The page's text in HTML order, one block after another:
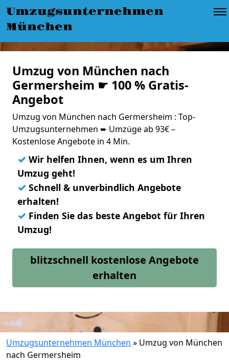
Umzugsunternehmen
München
Umzug von München nach
Germersheim ☛ 100 % Gratis-
Angebot
Umzug von München nach Germersheim : Top-
Umzugsunternehmen ➨ Umzüge ab 93€ –
Kostenlose Angebote in 4 Min.
✓ Wir helfen Ihnen, wenn es um Ihren
Umzug geht!
✓ Schnell & unverbindlich Angebote
erhalten!
✓ Finden Sie das beste Angebot für Ihren
Umzug!
blitzschnell kostenlose Angebote
erhalten
Umzugsunternehmen München » Umzug von München
nach Germersheim